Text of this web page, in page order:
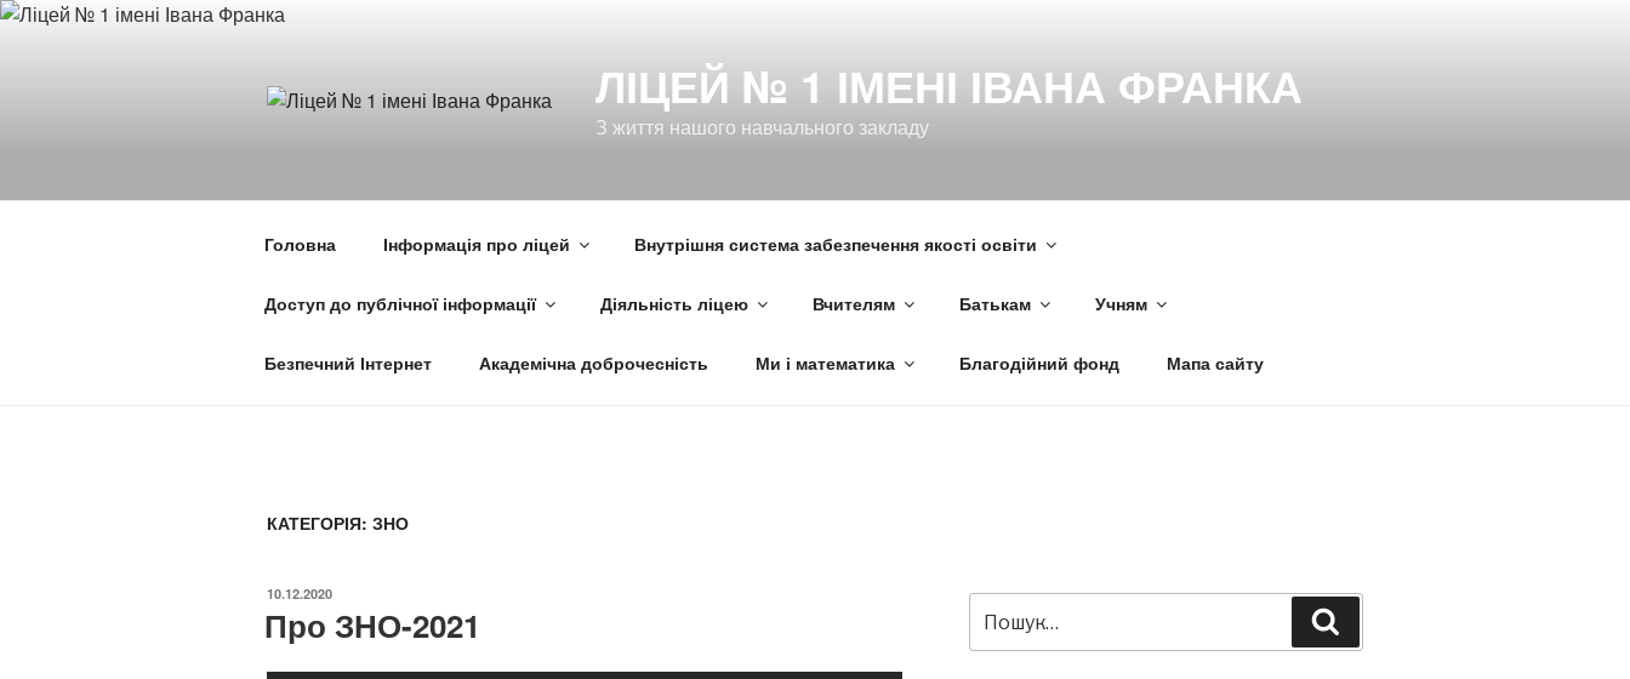
Перейти
ЛІЦЕЙ № 1 ІМЕНІ ІВАНА ФРАНКА
З життя нашого навчального закладу
Головна Інформація про ліцей Внутрішня система забезпечення якості освіти
Доступ до публічної інформації Діяльність ліцею Вчителям Батькам Учням
Безпечний Інтернет Академічна доброчесність Ми і математика Благодійний фонд Мапа сайту
КАТЕГОРІЯ: ЗНО
ОПУБЛІКОВАНО
10.12.2020
Про ЗНО-2021
за
запитом: